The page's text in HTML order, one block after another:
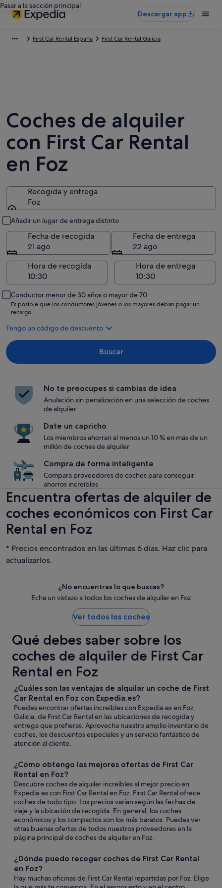
Pasar a la sección principal
Descargar app
First Car Rental España First Car Rental Galicia
Coches de alquiler
con First Car Rental
en Foz
Recogida y entrega
Foz
Añadir un lugar de entrega distinto
Fecha de recogida
21 ago
Fecha de entrega
22 ago
Hora de recogida
Hora de entrega
Conductor menor de 30 años o mayor de 70
Es posible que los conductores jóvenes o los mayores deban pagar un
recargo.
Tengo un código de descuento
Buscar
No te preocupes si cambias de idea
Anulación sin penalización en una selección de coches
de alquiler
Date un capricho
Los miembros ahorran al menos un 10 % en más de un
millón de coches de alquiler
Compra de forma inteligente
Compara proveedores de coches para conseguir
ahorros increíbles
Encuentra ofertas de alquiler de
coches económicos con First Car
Rental en Foz
* Precios encontrados en las últimas 6 días. Haz clic para
actualizarlos.
¿No encuentras lo que buscas?
Echa un vistazo a todos los coches de alquiler en Foz
Ver todos los coches
Qué debes saber sobre los
coches de alquiler de First Car
Rental en Foz
¿Cuáles son las ventajas de alquilar un coche de First
Car Rental en Foz con Expedia.es?
Puedes encontrar ofertas increíbles con Expedia.es en Foz,
Galicia, de First Car Rental en las ubicaciones de recogida y
entrega que prefieras. Aprovecha nuestro amplio inventario de
coches, los descuentos especiales y un servicio fantástico de
atención al cliente.
¿Cómo obtengo las mejores ofertas de First Car
Rental en Foz?
Descubre coches de alquiler increíbles al mejor precio en
Expedia.es con First Car Rental en Foz. First Car Rental ofrece
coches de todo tipo. Los precios varían según las fechas de
viaje y la ubicación de recogida. En general, los coches
económicos y los compactos son los más baratos. Puedes ver
otras buenas ofertas de todos nuestros proveedores en la
página principal de coches de alquiler en Foz.
¿Dónde puedo recoger coches de First Car Rental
en Foz?
Hay muchas oficinas de First Car Rental repartidas por Foz. Elige